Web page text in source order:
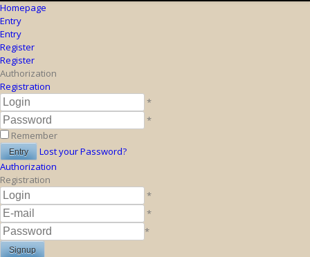
Homepage
Entry
Entry
Register
Register
Authorization
Registration
*
*
Remember
Lost your Password?
Authorization
Registration
*
*
*